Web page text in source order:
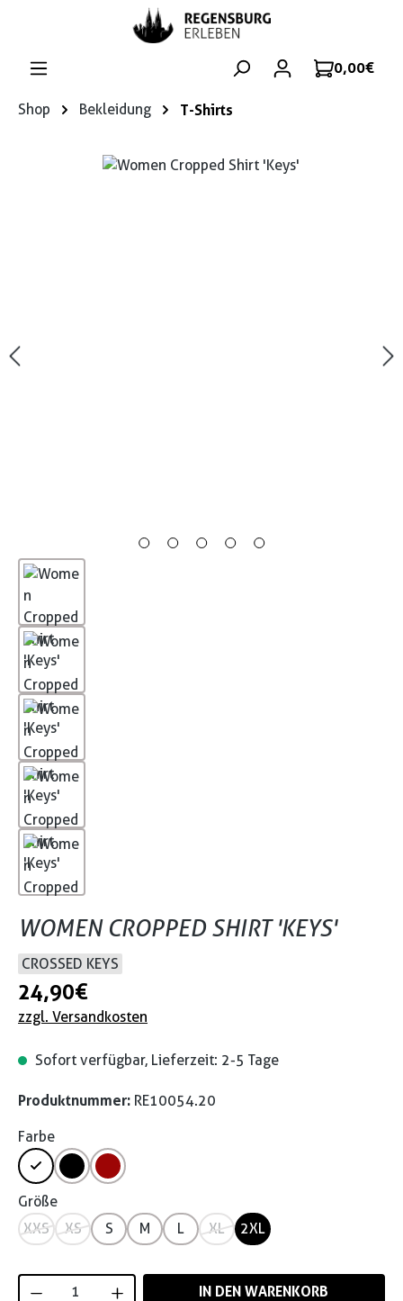
Zum Hauptinhalt springen
0,00 €
Shop Bekleidung T-Shirts
Bildergalerie überspringen
WOMEN CROPPED SHIRT 'KEYS'
CROSSED KEYS
24,90 €
zzgl. Versandkosten
Sofort verfügbar, Lieferzeit: 2-5 Tage
Produktnummer: RE10054.20
Farbe
Größe
XXS
XS S M L XL 2XL
Produkt Anzahl: Gib den gewünschten
IN DEN WARENKORB